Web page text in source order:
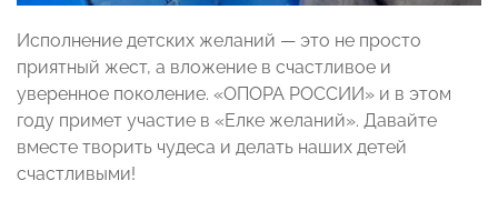
Исполнение детских желаний — это не просто
приятный жест, а вложение в счастливое и
уверенное поколение. «ОПОРА РОССИИ» и в этом
году примет участие в «Елке желаний». Давайте
вместе творить чудеса и делать наших детей
счастливыми!